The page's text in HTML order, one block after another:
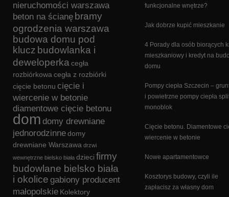
nieruchomości warszawa
beton na ścianę bramy
ogrodzenia warszawa
budowa domu pod
klucz budowlanka i
deweloperka cegła
rozbiórkowa cegła z rozbiórki
cięcie betonu cięcie i
wiercenie w betonie
diamentowe cięcie betonu
dom domy drewniane
jednorodzinnedomy
drewniane Warszawa drzwi
wewnętrzne bielsko biała dzieci firmy
budowlane bielsko biała
i okolice gabiony producent
małopolskie Kolektory
funkcjonalne wnętrze?
Jak dobrze kupić mieszkanie
4 Porady dla osób biorących
mieszkaniowy i kredyt na
domu
Pompy ciepła Szczecin –
i powietrzne pompy ciepła
monoblok
Cięcie betonu. Diamentowe
wiercenie w betonie
Nowe apartamentowce
Kosztorys budowy, czyli ile
zapłacisz za własny dom